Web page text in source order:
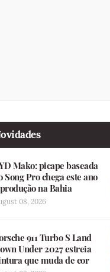
Mako: picape baseada
Song Pro chega este ano
na Bahia
08, 2026
911 Turbo S Land
Under 2027 estreia
que muda de cor